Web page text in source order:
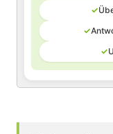
✓
✓
✓